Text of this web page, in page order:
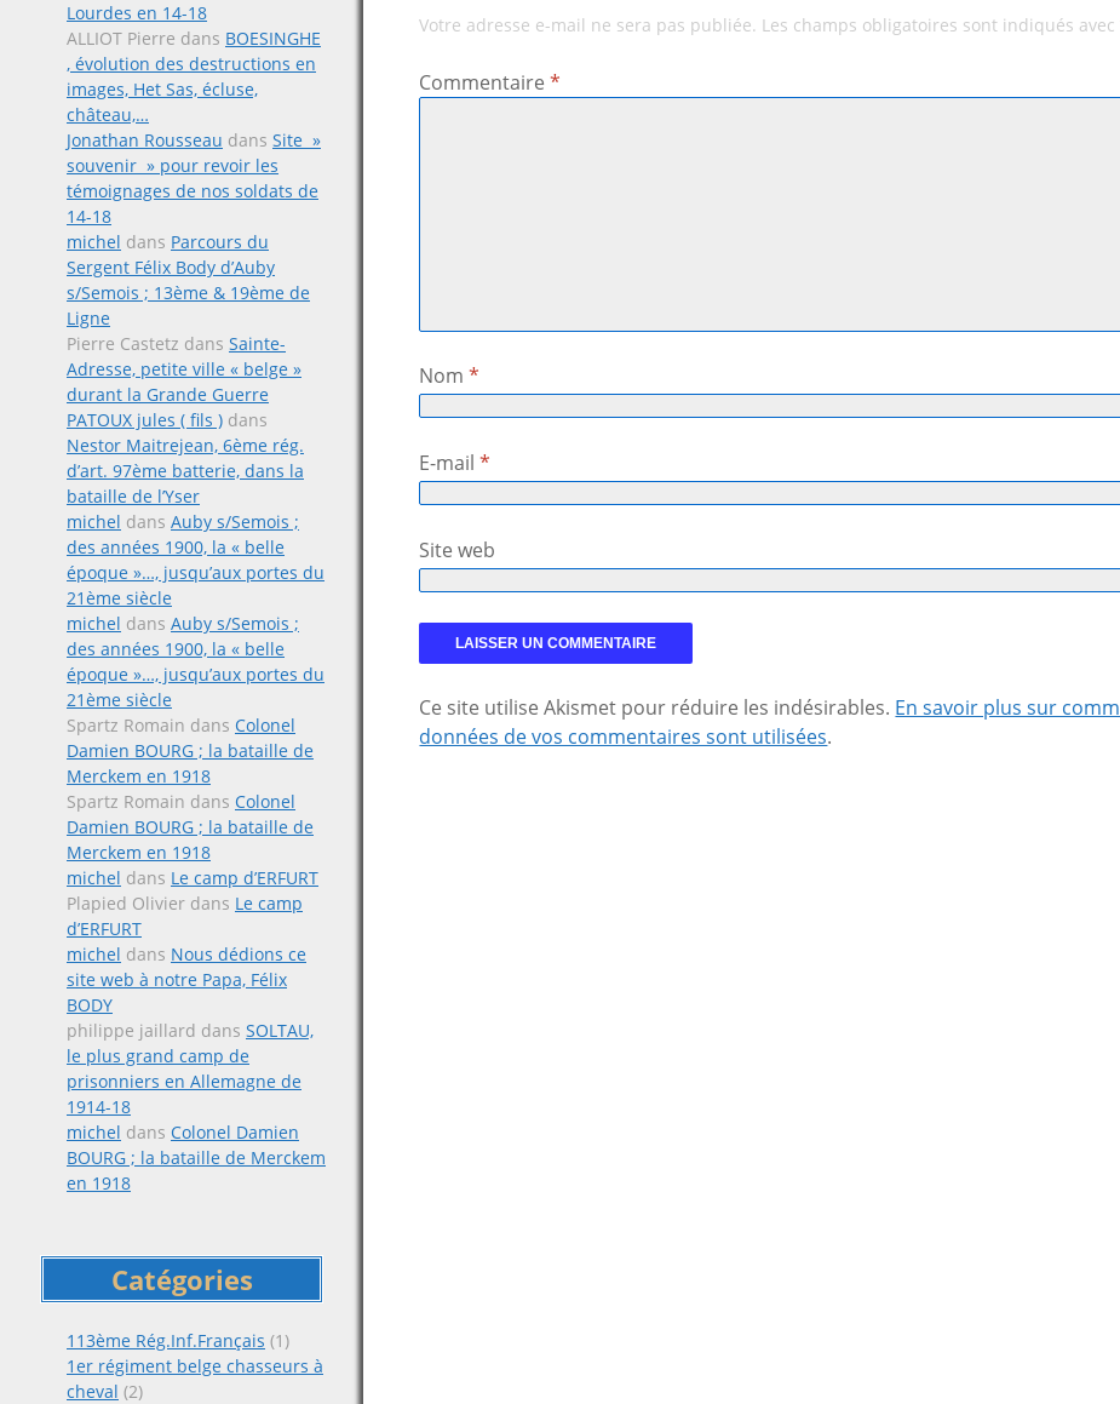
Lourdes en 14-18
ALLIOT Pierre dans BOESINGHE
, évolution des destructions en
images, Het Sas, écluse,
château,…
Jonathan Rousseau dans Site »
souvenir » pour revoir les
témoignages de nos soldats de
14-18
michel dans Parcours du
Sergent Félix Body d’Auby
s/Semois ; 13ème & 19ème de
Ligne
Pierre Castetz dans Sainte-
Adresse, petite ville « belge »
durant la Grande Guerre
PATOUX jules ( fils ) dans
Nestor Maitrejean, 6ème rég.
d’art. 97ème batterie, dans la
bataille de l’Yser
michel dans Auby s/Semois ;
des années 1900, la « belle
époque »…, jusqu’aux portes du
21ème siècle
michel dans Auby s/Semois ;
des années 1900, la « belle
époque »…, jusqu’aux portes du
21ème siècle
Spartz Romain dans Colonel
Damien BOURG ; la bataille de
Merckem en 1918
Spartz Romain dans Colonel
Damien BOURG ; la bataille de
Merckem en 1918
michel dans Le camp d’ERFURT
Plapied Olivier dans Le camp
d’ERFURT
michel dans Nous dédions ce
site web à notre Papa, Félix
BODY
philippe jaillard dans SOLTAU,
le plus grand camp de
prisonniers en Allemagne de
1914-18
michel dans Colonel Damien
BOURG ; la bataille de Merckem
en 1918
Catégories
113ème Rég.Inf.Français (1)
1er régiment belge chasseurs à
cheval (2)
Votre adresse e-mail ne sera pas publiée. Les champs obligatoires sont indiqués avec
Commentaire*
Nom*
E-mail*
Site web
Ce site utilise Akismet pour réduire les indésirables. En savoir plus sur
données de vos commentaires sont utilisées.